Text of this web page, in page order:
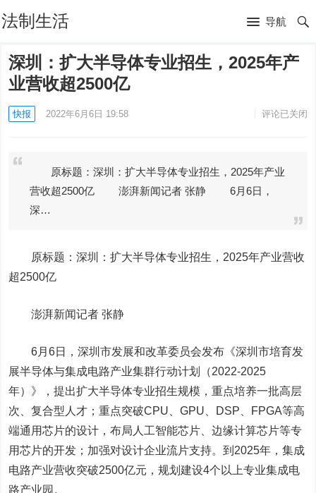
法制生活 导航
深圳：扩大半导体专业招生，2025年产
业营收超2500亿
快报 2022年6月6日 19:58 评论已关闭
原标题：深圳：扩大半导体专业招生，2025年产业
营收超2500亿 澎湃新闻记者 张静 6月6日，
深…
原标题：深圳：扩大半导体专业招生，2025年产业营收
超2500亿
澎湃新闻记者 张静
6月6日，深圳市发展和改革委员会发布《深圳市培育发
展半导体与集成电路产业集群行动计划（2022-2025
年）》，提出扩大半导体专业招生规模，重点培养一批高层
次、复合型人才；重点突破CPU、GPU、DSP、FPGA等高
端通用芯片的设计，布局人工智能芯片、边缘计算芯片等专
用芯片的开发；加强对设计企业流片支持。到2025年，集成
电路产业营收突破2500亿元，规划建设4个以上专业集成电
路产业园。